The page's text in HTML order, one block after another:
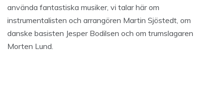
använda fantastiska musiker, vi talar här om
instrumentalisten och arrangören Martin Sjöstedt, om
danske basisten Jesper Bodilsen och om trumslagaren
Morten Lund.